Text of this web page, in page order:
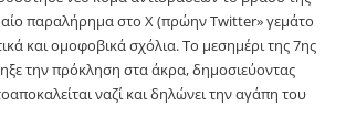
παραλήρημα στο X (πρώην Twitter» γεμάτο
και ομοφοβικά σχόλια. Το μεσημέρι της 7ης
την πρόκληση στα άκρα, δημοσιεύοντας
ναζί και δηλώνει την αγάπη του